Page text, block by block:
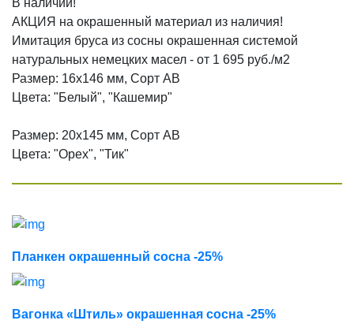
Термокедр
Термолипа
Термоясень
Терморадиата
Термокумару
Teknos
WoodSol
Пирилакс
АКЦИЯ на окрашенный материал из наличия!
Имитация бруса из сосны окрашенная системой
натуральных немецких масел - от 1 695 руб./м2
Размер: 16х146 мм, Сорт АВ
Цвета: "Белый", "Кашемир"
Размер: 20х145 мм, Сорт АВ
Цвета: "Орех", "Тик"
Планкен окрашенный сосна -25%
Вагонка «Штиль» окрашенная сосна -25%